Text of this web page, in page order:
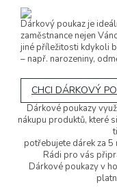
Dárkový poukaz je
zaměstnance nejen
jiné příležitosti kdykoli
– např. narozeniny,
CHCI DÁRKOVÝ
Dárkové poukazy
nákupu produktů, které
potřebujete dárek za 5
Rádi pro vás
Dárkové poukazy v